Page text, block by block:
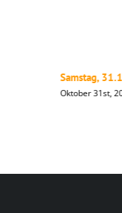
Samstag,
Oktober 31st,